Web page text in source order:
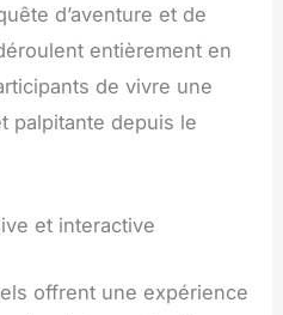
d’aventure et de
entièrement en
de vivre une
palpitante depuis le
et interactive
offrent une expérience